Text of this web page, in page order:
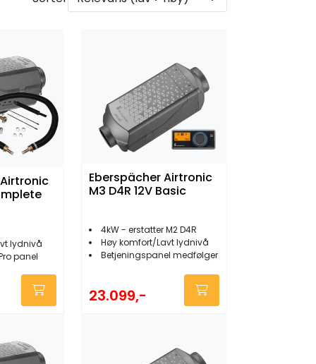
lydnivå
panel
Eberspächer Airtronic
M3 D4R 12V Basic
4kW - erstatter M2 D4R
Høy komfort/Lavt lydnivå
Betjeningspanel medfølger
23.099,-